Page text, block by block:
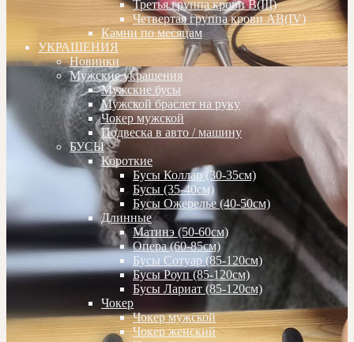
Третья группа крови В(III)
Четвертая группа крови АВ(IV)
Камни по месяцам
УКРАШЕНИЯ
Новинки
Мужские украшения
Мужские бусы
Мужской браслет на руку
Чокер мужской
Подвеска в авто / машину
БУСЫ
Короткие
Бусы Коллар (30-35см)
Бусы (35-40см)
Бусы Ожерелье (40-50см)
Длинные
Матинэ (50-60см)
Опера (60-85см)
Бусы Сотуар (85-120см)
Бусы Роуп (85-120см)
Бусы Лариат (85-120см)
Чокер
Чокер мужской
Чокер женский